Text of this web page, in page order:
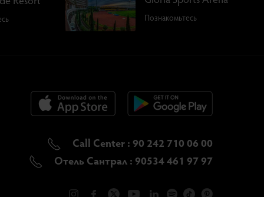
Познакомьтесь
Call Center : 90 242 710 06 00
Отель Сантрал : 90534 461 97 97